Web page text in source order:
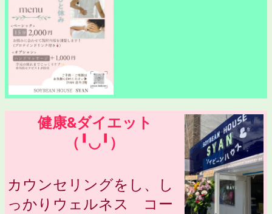
健康&ダイエット
（╹◡╹）
カウンセリングをし、し
っかりウェルネス コー